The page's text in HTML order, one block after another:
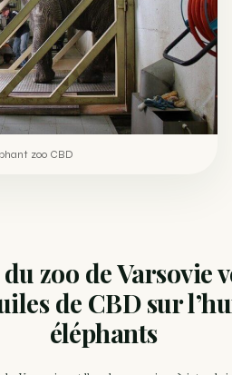
zoo CBD
du zoo de Varsovie
de CBD sur
éléphants